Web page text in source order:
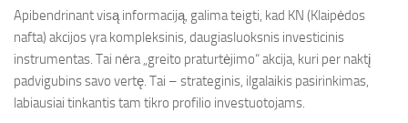
Apibendrinant visą informaciją, galima teigti, kad KN (Klaipėdos
nafta) akcijos yra kompleksinis, daugiasluoksnis investicinis
instrumentas. Tai nėra „greito praturtėjimo“ akcija, kuri per naktį
padvigubins savo vertę. Tai – strateginis, ilgalaikis pasirinkimas,
labiausiai tinkantis tam tikro profilio investuotojams.